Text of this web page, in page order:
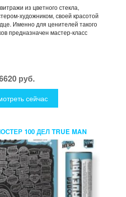
из цветного стекла,
художником, своей красотой
Именно для ценителей такого
предназначен мастер-класс
руб.
сейчас
100 ДЕЛ TRUE MAN